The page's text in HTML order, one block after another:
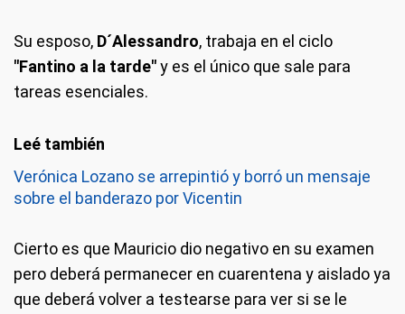
Su esposo, D´Alessandro, trabaja en el ciclo
"Fantino a la tarde"y es el único que sale para
tareas esenciales.
Verónica Lozano se arrepintió y borró un mensaje
sobre el banderazo por Vicentin
Cierto es que Mauricio dio negativo en su examen
pero deberá permanecer en cuarentena y aislado ya
que deberá volver a testearse para ver si se le